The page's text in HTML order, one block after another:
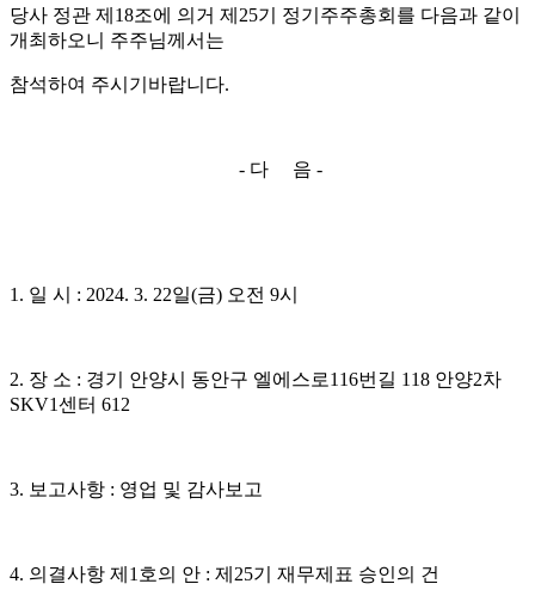
당사 정관 제 18조에 의거 제 25기 정기주주총회를 다음과 같이
개최하오니 주주님께서는
참석하여 주시기바랍니다.
- 다 음 -
1. 일 시 : 2024. 3. 22일(금) 오전 9시
2. 장 소 : 경기 안양시 동안구 엘에스로116번길 118 안양2차
SKV1센터 612
3. 보고사항 : 영업 및 감사보고
4. 의결사항 제 1 호의 안 : 제 25기 재무제표 승인의 건